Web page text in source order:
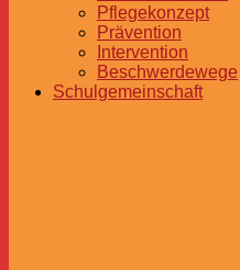
Pflegekonzept
Prävention
Intervention
Beschwerdewege
Schulgemeinschaft